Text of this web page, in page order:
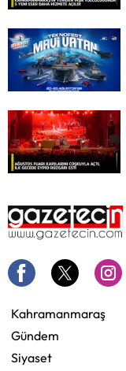
Kahramanmaraş
Gündem
Siyaset